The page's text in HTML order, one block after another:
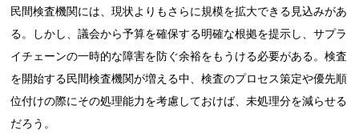
民間検査機関には、現状よりもさらに規模を拡大できる見込みがあ
る。しかし、議会から予算を確保する明確な根拠を提示し、サプラ
イチェーンの一時的な障害を防ぐ余裕をもうける必要がある。検査
を開始する民間検査機関が増える中、検査のプロセス策定や優先順
位付けの際にその処理能力を考慮しておけば、未処理分を減らせる
だろう。